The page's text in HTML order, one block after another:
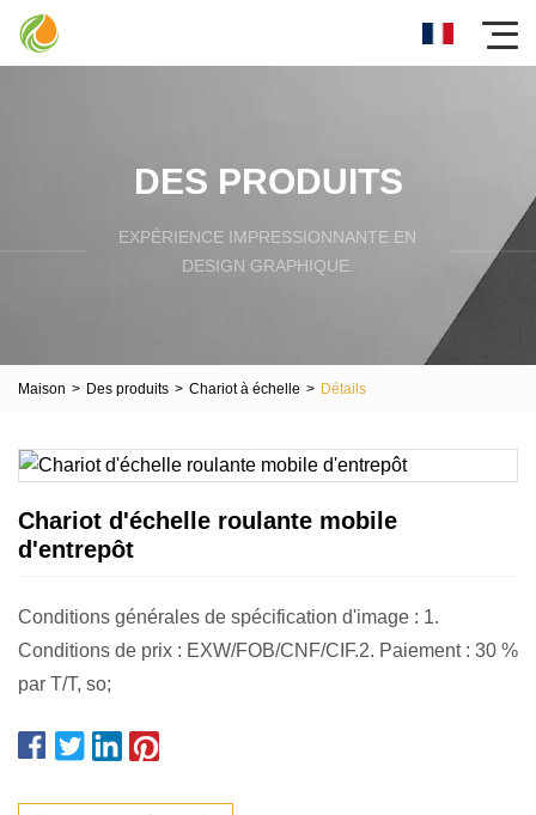
DES PRODUITS
EXPÉRIENCE IMPRESSIONNANTE EN
DESIGN GRAPHIQUE.
Maison > Des produits > Chariot à échelle > Détails
Chariot d'échelle roulante mobile
d'entrepôt
Conditions générales de spécification d'image : 1.
Conditions de prix : EXW/FOB/CNF/CIF.2. Paiement : 30 %
par T/T, so;